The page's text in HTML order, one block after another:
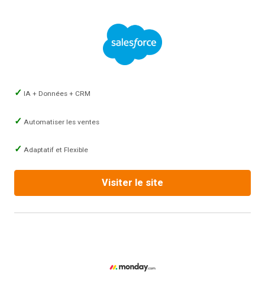
IA + Données + CRM
Automatiser les ventes
Adaptatif et Flexible
Visiter le site